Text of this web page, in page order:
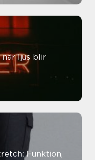
Funktion,